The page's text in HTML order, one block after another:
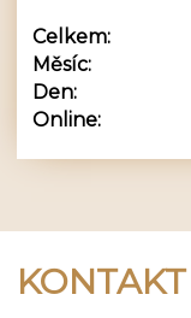
Online:
Celkem:
Měsíc:
Den:
KONTAKT